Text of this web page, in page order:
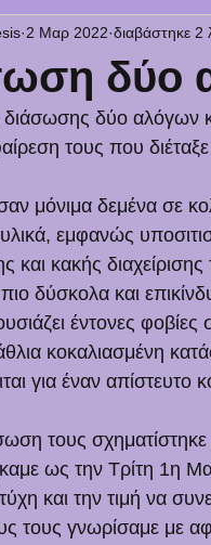
δύο
2 Μαρ 2022 διαβάστηκε 2
δύο αλόγων
τους που
μόνιμα δεμένα σε
υλικά, εμφανώς
και κακής διαχείρισης
δύσκολα και
έντονες
κοκαλιασμένη
για έναν απίστευτο
τους
ως την Τρίτη 1η
και την τιμή να
τους γνωρίσαμε με